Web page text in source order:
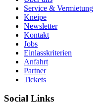
Service & Vermietung
Kneipe
Newsletter
Kontakt
Jobs
Einlasskriterien
Anfahrt
Partner
Tickets
Social Links